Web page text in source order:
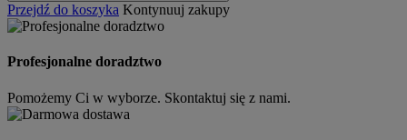
Przejdź do koszyka Kontynuuj zakupy
Profesjonalne doradztwo
Pomożemy Ci w wyborze. Skontaktuj się z nami.